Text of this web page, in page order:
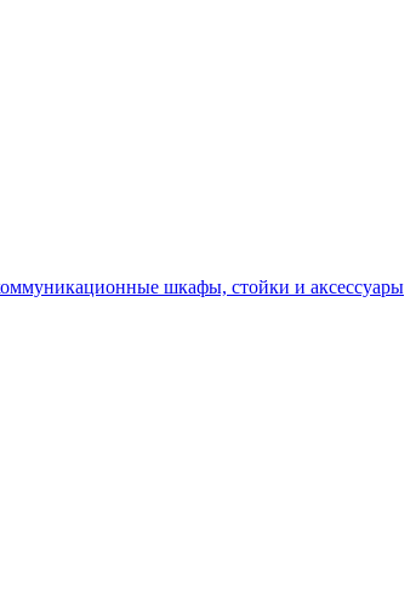
шкафы, стойки и аксессуары